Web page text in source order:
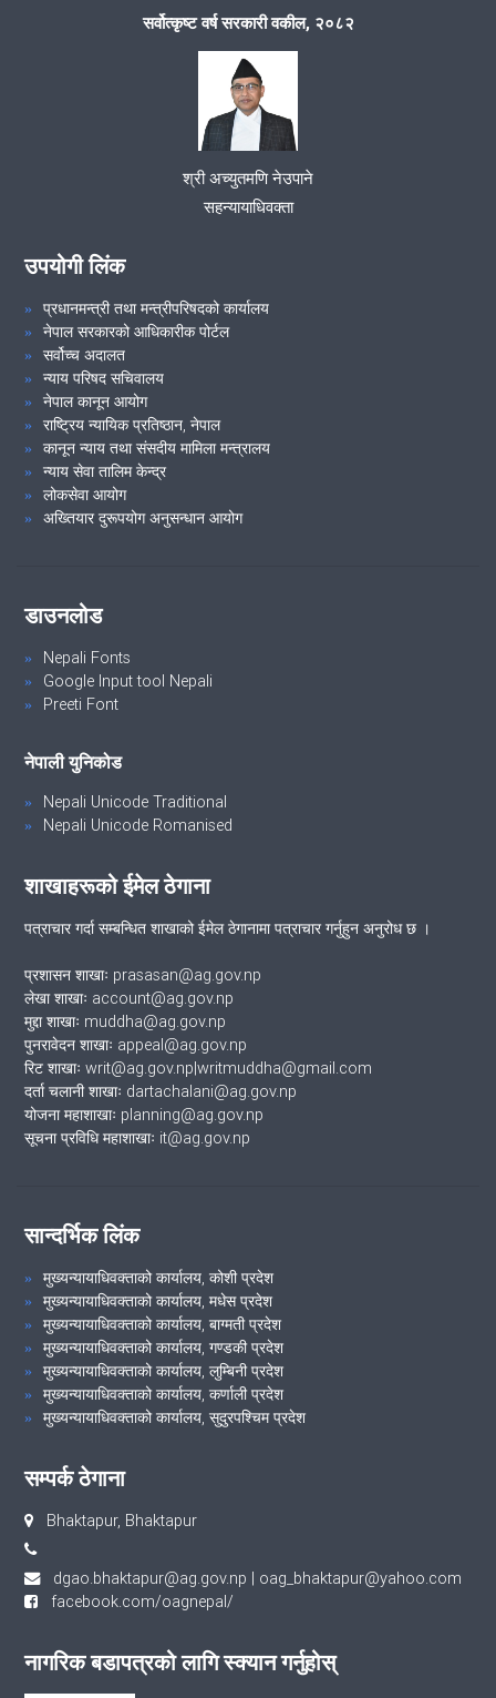
सर्वोत्कृष्ट वर्ष सरकारी वकील, २०८२
श्री अच्युतमणि नेउपाने
सहन्यायाधिवक्ता
उपयोगी लिंक
प्रधानमन्त्री तथा मन्त्रीपरिषदको कार्यालय
नेपाल सरकारको आधिकारीक पोर्टल
सर्वोच्च अदालत
न्याय परिषद सचिवालय
नेपाल कानून आयोग
राष्ट्रिय न्यायिक प्रतिष्ठान, नेपाल
कानून न्याय तथा संसदीय मामिला मन्त्रालय
न्याय सेवा तालिम केन्द्र
लोकसेवा आयोग
अख्तियार दुरूपयोग अनुसन्धान आयोग
डाउनलोड
Nepali Fonts
Google Input tool Nepali
Preeti Font
नेपाली युनिकोड
Nepali Unicode Traditional
Nepali Unicode Romanised
शाखाहरूको ईमेल ठेगाना
पत्राचार गर्दा सम्बन्धित शाखाको ईमेल ठेगानामा पत्राचार गर्नुहुन अनुरोध छ ।
प्रशासन शाखाः prasasan@ag.gov.np
लेखा शाखाः account@ag.gov.np
मुद्दा शाखाः muddha@ag.gov.np
पुनरावेदन शाखाः appeal@ag.gov.np
रिट शाखाः writ@ag.gov.np|writmuddha@gmail.com
दर्ता चलानी शाखाः dartachalani@ag.gov.np
योजना महाशाखाः planning@ag.gov.np
सूचना प्रविधि महाशाखाः it@ag.gov.np
सान्दर्भिक लिंक
मुख्यन्यायाधिवक्ताको कार्यालय, कोशी प्रदेश
मुख्यन्यायाधिवक्ताको कार्यालय, मधेस प्रदेश
मुख्यन्यायाधिवक्ताको कार्यालय, बाग्मती प्रदेश
मुख्यन्यायाधिवक्ताको कार्यालय, गण्डकी प्रदेश
मुख्यन्यायाधिवक्ताको कार्यालय, लुम्बिनी प्रदेश
मुख्यन्यायाधिवक्ताको कार्यालय, कर्णाली प्रदेश
मुख्यन्यायाधिवक्ताको कार्यालय, सुदुरपश्चिम प्रदेश
सम्पर्क ठेगाना
Bhaktapur, Bhaktapur
dgao.bhaktapur@ag.gov.np | oag_bhaktapur@yahoo.com
facebook.com/oagnepal/
नागरिक बडापत्रको लागि स्क्यान गर्नुहोस्